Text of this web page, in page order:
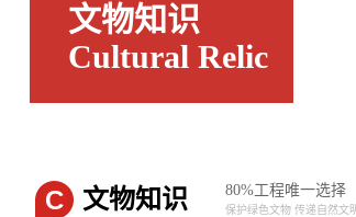
文物知识
Cultural Relic
C 文物知识 80%工程唯一选择
保护绿色文物 传递自然文